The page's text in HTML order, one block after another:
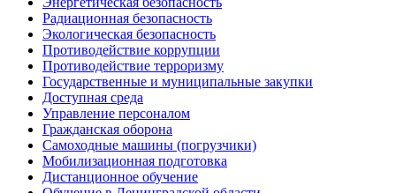
Радиационная безопасность
Экологическая безопасность
Противодействие коррупции
Противодействие терроризму
Государственные и муниципальные закупки
Доступная среда
Управление персоналом
Гражданская оборона
Самоходные машины (погрузчики)
Мобилизационная подготовка
Дистанционное обучение